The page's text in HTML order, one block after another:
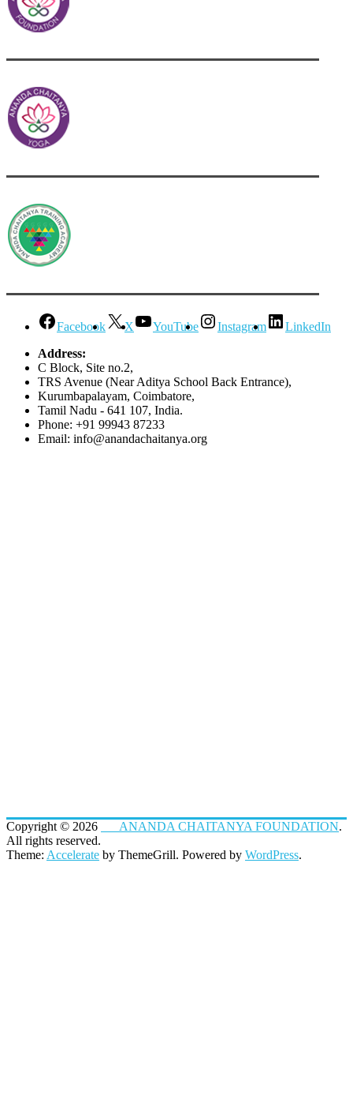
Facebook X YouTube Instagram
LinkedIn
Address:
C Block, Site no.2,
TRS Avenue (Near Aditya School Back Entrance),
Kurumbapalayam, Coimbatore,
Tamil Nadu - 641 107, India.
Phone: +91 99943 87233
Email: info@anandachaitanya.org
Copyright © 2026 ANANDA CHAITANYA FOUNDATION.
All rights reserved.
Theme: Accelerate by ThemeGrill. Powered by WordPress.